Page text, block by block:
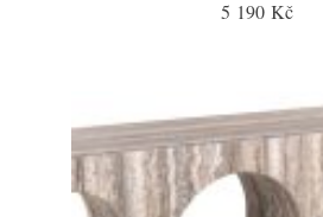
5 190 Kč